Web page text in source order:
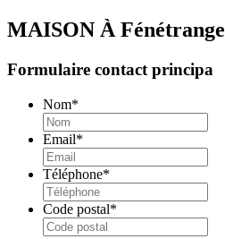
MAISON À Fénétrange
Formulaire contact principa
Nom*
Email*
Téléphone*
Code postal*